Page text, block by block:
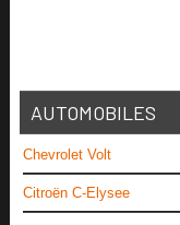
AUTOMOBILES
Chevrolet Volt
Citroën C-Elysee